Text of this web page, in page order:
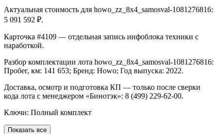
Актуальная стоимость для howo_zz_8x4_samosval-1081276816:
5 091 592 ₽.
Карточка #4109 — отдельная запись инфоблока техники с
наработкой.
Разбор комплектации лота howo_zz_8x4_samosval-1081276816:
Пробег, км: 141 653; Бренд: Howo; Год выпуска: 2022.
Доставка, осмотр и подготовка КП — только после сверки
кода лота с менеджером «Бинотэк»: 8 (499) 229-62-00.
Ключи: Полный комплект
Показать все